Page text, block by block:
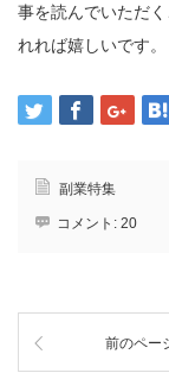
事を読んでいただ
れれば嬉しいです。
副業特集
コメント: 20
前のペー